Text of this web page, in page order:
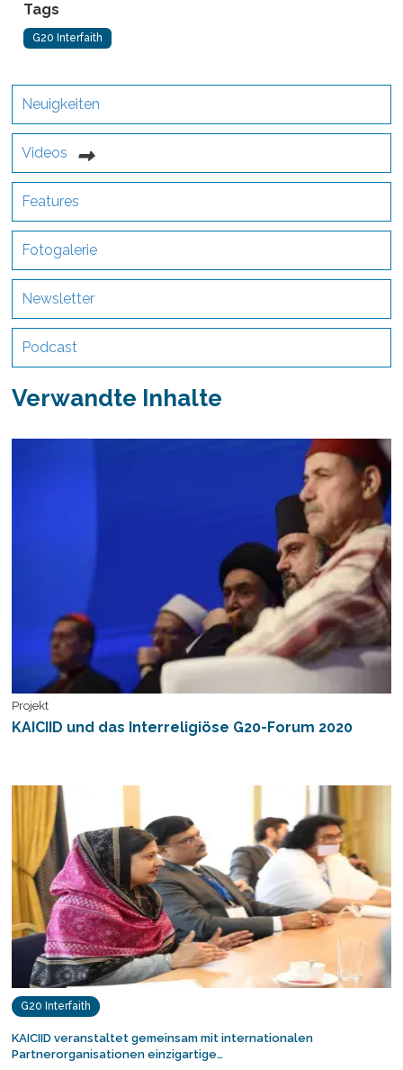
Tags
G20 Interfaith
Neuigkeiten
Videos
Features
Fotogalerie
Newsletter
Podcast
Verwandte Inhalte
Projekt
KAICIID und das Interreligiöse G20-Forum 2020
G20 Interfaith
KAICIID veranstaltet gemeinsam mit internationalen
Partnerorganisationen einzigartige…